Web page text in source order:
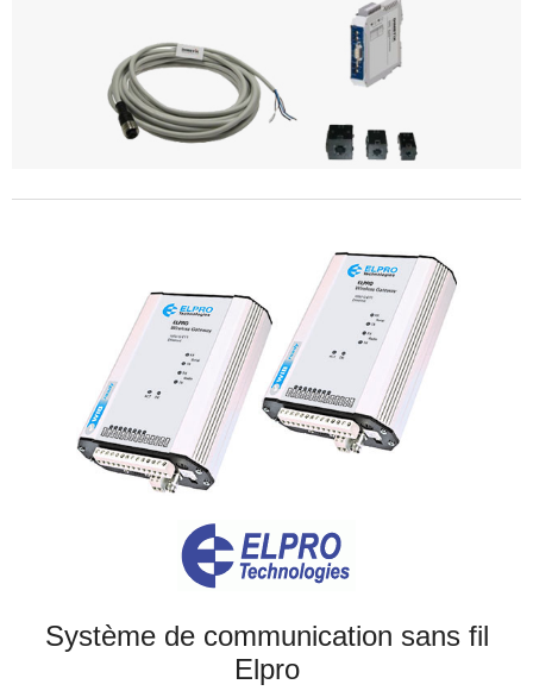
Système de communication sans fil
Elpro